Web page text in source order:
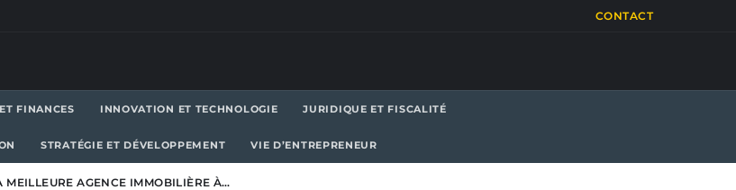
CONTACT
FINANCES INNOVATION ET TECHNOLOGIE JURIDIQUE ET FISCALITÉ
STRATÉGIE ET DÉVELOPPEMENT VIE D’ENTREPRENEUR
MEILLEURE AGENCE IMMOBILIÈRE À…